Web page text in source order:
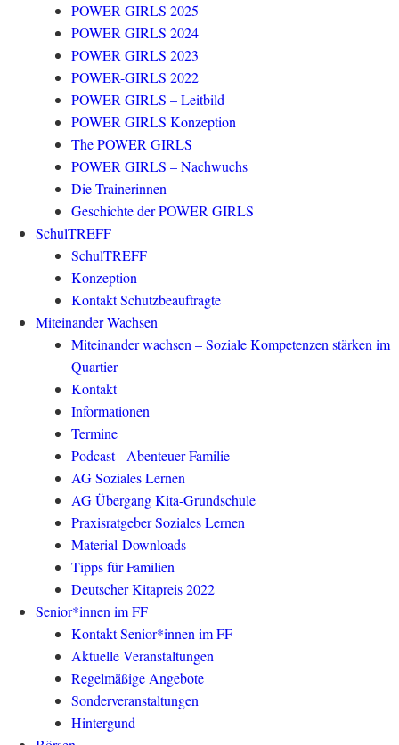
POWER GIRLS 2025
POWER GIRLS 2024
POWER GIRLS 2023
POWER-GIRLS 2022
POWER GIRLS – Leitbild
POWER GIRLS Konzeption
The POWER GIRLS
POWER GIRLS – Nachwuchs
Die Trainerinnen
Geschichte der POWER GIRLS
SchulTREFF
SchulTREFF
Konzeption
Kontakt Schutzbeauftragte
Miteinander Wachsen
Miteinander wachsen – Soziale Kompetenzen stärken im
Quartier
Kontakt
Informationen
Termine
Podcast - Abenteuer Familie
AG Soziales Lernen
AG Übergang Kita-Grundschule
Praxisratgeber Soziales Lernen
Material-Downloads
Tipps für Familien
Deutscher Kitapreis 2022
Senior*innen im FF
Kontakt Senior*innen im FF
Aktuelle Veranstaltungen
Regelmäßige Angebote
Sonderveranstaltungen
Hintergund